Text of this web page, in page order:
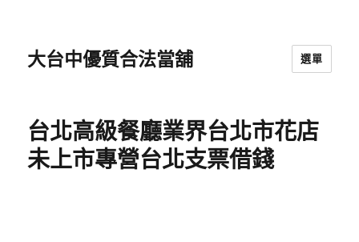
大台中優質合法當舖 選單
台北高級餐廳業界台北市花店
未上市專營台北支票借錢